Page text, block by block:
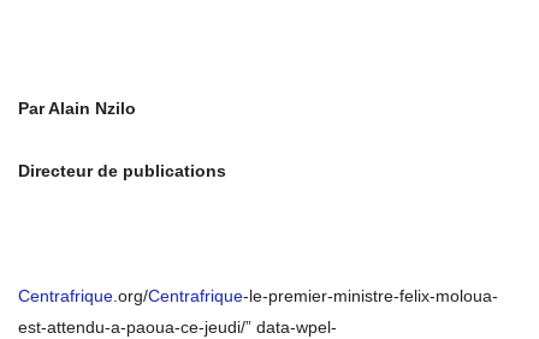
Par Alain Nzilo
Directeur de publications
Centrafrique.org/Centrafrique-le-premier-ministre-felix-moloua-
est-attendu-a-paoua-ce-jeudi/” data-wpel-